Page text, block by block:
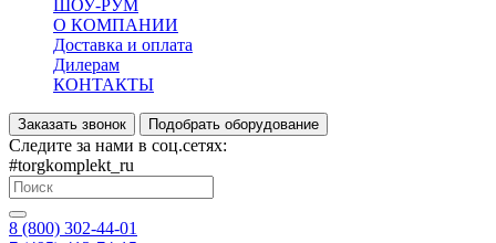
ШОУ-РУМ
О КОМПАНИИ
Доставка и оплата
Дилерам
КОНТАКТЫ
Заказать звонок Подобрать оборудование
Следите за нами в соц.сетях:
#torgkomplekt_ru
8 (800) 302-44-01